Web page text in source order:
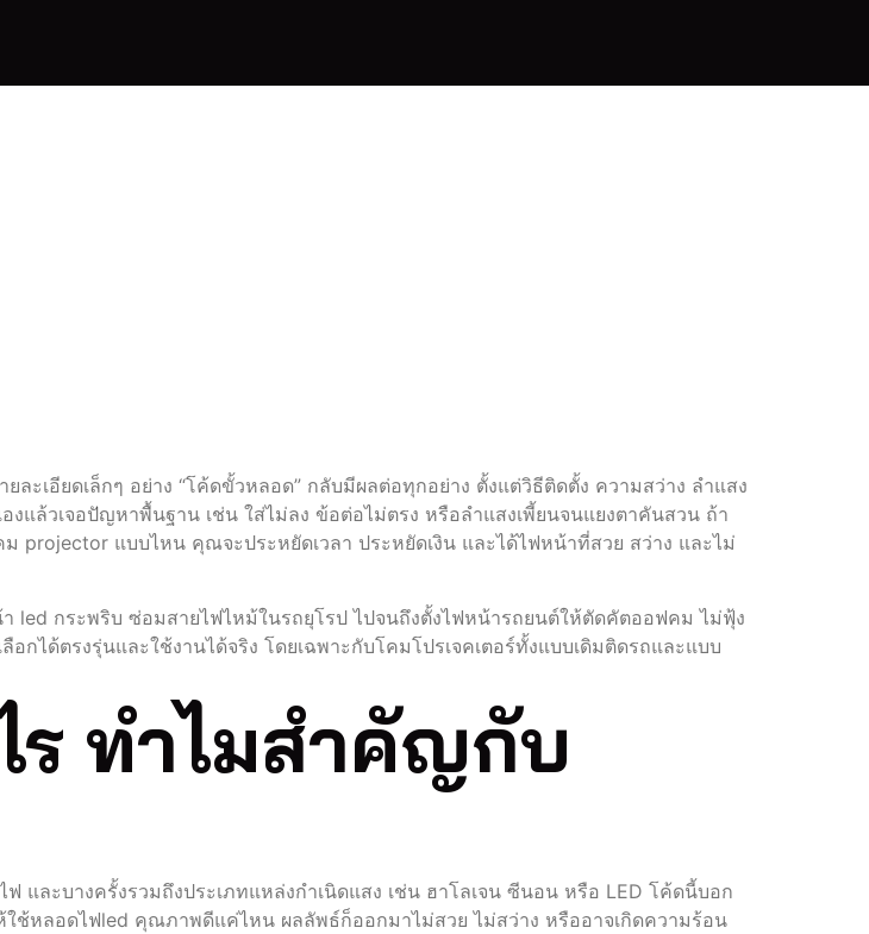
ะเอียดเล็กๆ อย่าง “โค้ดขั้วหลอด” กลับมีผลต่อทุกอย่าง ตั้งแต่วิธีติดตั้ง ความสว่าง ลำแสง
แล้วเจอปัญหาพื้นฐาน เช่น ใส่ไม่ลง ข้อต่อไม่ตรง หรือลำแสงเพี้ยนจนแยงตาคันสวน ถ้า
ม projector แบบไหน คุณจะประหยัดเวลา ประหยัดเงิน และได้ไฟหน้าที่สวย สว่าง และไม่
กระพริบ ซ่อมสายไฟไหม้ในรถยุโรป ไปจนถึงตั้งไฟหน้ารถยนต์ให้ตัดคัตออฟคม ไม่ฟุ้ง
กได้ตรงรุ่นและใช้งานได้จริง โดยเฉพาะกับโคมโปรเจคเตอร์ทั้งแบบเดิมติดรถและแบบ
ร ทำไมสำคัญกับ
ละบางครั้งรวมถึงประเภทแหล่งกำเนิดแสง เช่น ฮาโลเจน ซีนอน หรือ LED โค้ดนี้บอก
ช้หลอดไฟled คุณภาพดีแค่ไหน ผลลัพธ์ก็ออกมาไม่สวย ไม่สว่าง หรืออาจเกิดความร้อน